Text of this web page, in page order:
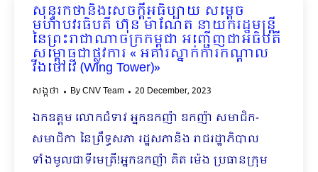
សុន្ទរកថានិងសេចក្តីអធិប្បាយ សម្តេច
មហាបវរធិបតី ហ៊ុន ម៉ាណែត នាយករដ្ឋមន្ត្រី
នៃព្រះរាជាណាចក្រកម្ពុជា អញ្ជើញជាអធិបតី
សម្ពោធជាផ្លូវការ « អគារស្នាក់ការកណ្តាល
វីងថៅវើ (Wing Tower)»
សង្កថា ByCNV Team 20 December, 2023
ឯកឧត្តម លោកជំទាវ អ្នកឧកញ៉ា ឧកញ៉ា សមាជិក-
សមាជិកា នៃព្រឹទ្ធសភា រដ្ឋសភានិង រាជរដ្ឋាភិបាល​
ទាំងមូលជាទីមេត្រី!អ្នកឧកញ៉ា គិត ម៉េង ប្រធានក្រុម